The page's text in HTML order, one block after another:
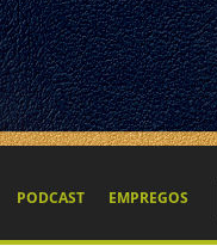
PODCAST EMPREGOS